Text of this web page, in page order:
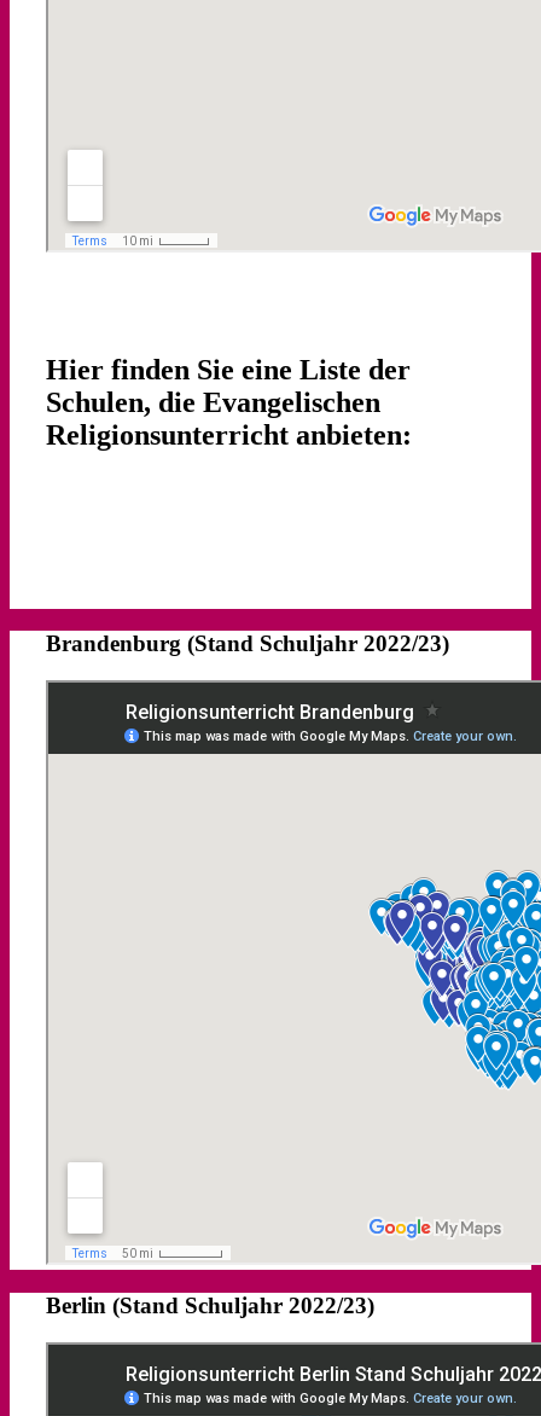
Hier finden Sie eine Liste der
Schulen, die Evangelischen
Religionsunterricht anbieten:
Brandenburg (Stand Schuljahr 2022/23)
Berlin (Stand Schuljahr 2022/23)